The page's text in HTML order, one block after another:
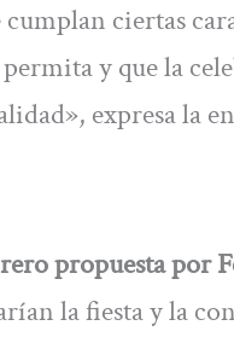
cumplan ciertas
y que la
expresa la
propuesta por
la fiesta y la